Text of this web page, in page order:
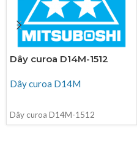
Dây curoa D14M-1512
Dây curoa D14M
Dây curoa D14M-1512